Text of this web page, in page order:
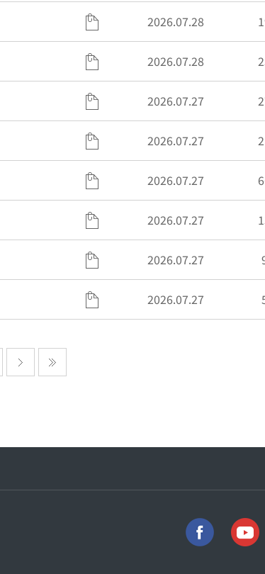
2026.07.28
2026.07.28
2026.07.27
2026.07.27
2026.07.27
2026.07.27
2026.07.27
2026.07.27